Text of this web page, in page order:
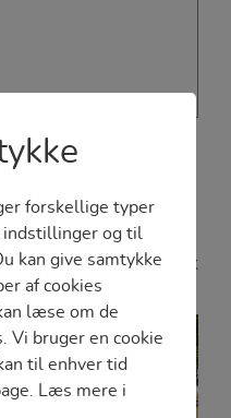
Persondatapolitik
forskellige typer
indstillinger og til
kan give samtykke
af cookies
læse om de
Vi bruger en cookie
til enhver tid
Læs mere i